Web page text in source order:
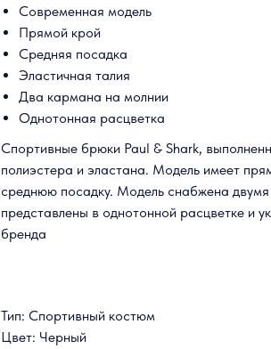
Современная модель
Прямой крой
Средняя посадка
Эластичная талия
Два кармана на молнии
Однотонная расцветка
Спортивные брюки Paul & Shark,
полиэстера и эластана. Модель имеет
среднюю посадку. Модель снабжена
представлены в однотонной расцветке и
бренда
Тип: Спортивный костюм
Цвет: Черный